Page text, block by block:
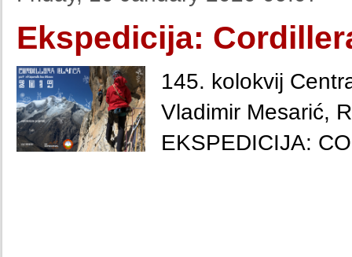
Ekspedicija:
145. kolokvij
Vladimir Mesarić,
EKSPEDICIJA: